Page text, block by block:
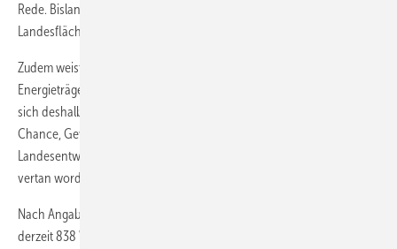
Rede. Bislang hat Sachsen aber lediglich 0,8 Prozent der
Landesfläche zur Windenergienutzung ausgewiesen.“
Zudem weist der Entwurf die Braunkohle als „bedeutendsten
Energieträger zur sicheren Energieversorgung“ aus. Maslaton fühlt
sich deshalb „zurückgebombt in die Braunkohle-Ära.“ Auch sei die
Chance, Gewerbe- und Industriegebiete im Entwurf des
Landesentwicklungsplans klarstellend für die Windenergie zu öffnen,
vertan worden.
Nach Angaben des Deutschen Windinstituts (DEWI) sind in Sachsen
derzeit 838 Windturbinen mit einer Leistung von 976 Megawatt (MW)